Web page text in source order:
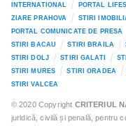
INTERNATIONAL
PORTAL
ZIARE PRAHOVA
STIRI
PORTAL COMUNICATE DE PRESA
STIRI BACAU
STIRI BRAILA
STIRI DOLJ
STIRI GALATI
STIRI MURES
STIRI ORADEA
STIRI VALCEA
© 2020 Copyright CRITERIUL
juridică, civilă și penală, pentru